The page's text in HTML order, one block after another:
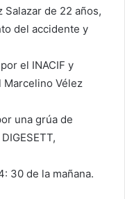
de 22 años,
del accidente y
el INACIF y
Marcelino Vélez
una grúa de
30 de la mañana.